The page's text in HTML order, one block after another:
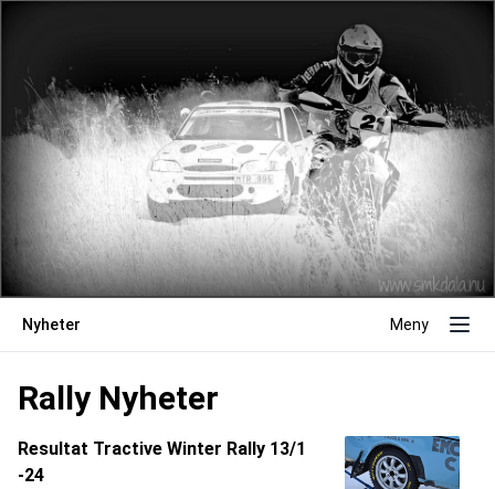
Nyheter Meny
Rally Nyheter
Resultat Tractive Winter Rally 13/1
-24